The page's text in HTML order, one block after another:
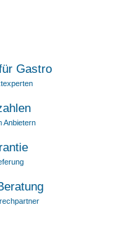
Gastro
Anbietern